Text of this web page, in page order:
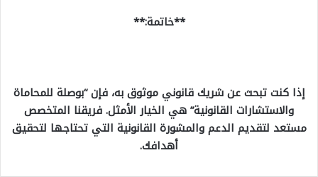
**خاتمة:**
إذا كنت تبحث عن شريك قانوني موثوق به، فإن “بوصلة للمحاماة
والاستشارات القانونية” هي الخيار الأمثل. فريقنا المتخصص
مستعد لتقديم الدعم والمشورة القانونية التي تحتاجها لتحقيق
أهدافك.